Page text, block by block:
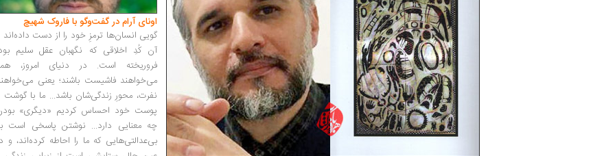
اونای آرام در گفت‌وگو با فاروک شهیچ‭
گویی انسان‌ها ترمزِ خود را از دست داده‌اند
آن کُدِ اخلاقی که نگهبان عقل سلیم
فروریخته است. در دنیای امروز،
می‌خواهند فاشیست باشند؛ یعنی
نفرت، محورِ زندگی‌شان باشد... ما با گوشت
پوست خود احساس کردیم «دیگری»
چه معنایی دارد... نوشتن پاسخی است
بی‌عدالتی‌هایی که ما را احاطه کرده‌اند، و